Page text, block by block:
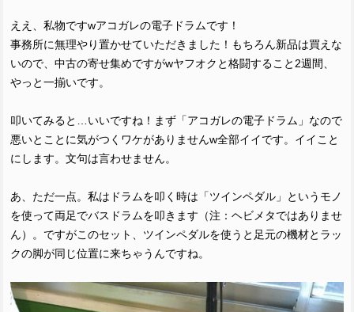
ええ、私物ですwアコガレの電子ドラムです！
事務所に無理やり置かせていただきました！もちろん新品は買えな
いので、中古の寄せ集めですがwヤフオクと格闘すること2週間、
やっと一揃いです。
叩いてみると…いいですね！まず「アコガレの電子ドラム」なので
悪いとことに気がつくワケがありませんw全部イイです。イイこと
にします。文句は言わせません。
あ、ただ一点。私はドラムを叩く時は「ツインペダル」というモノ
を使って両足でバスドラムを叩きます（注：ヘビメタではありませ
ん）。ですがこのセット、ツインペダルを使うと足元の機材とラッ
クの脚が同じ位置に来ちゃうんですね。